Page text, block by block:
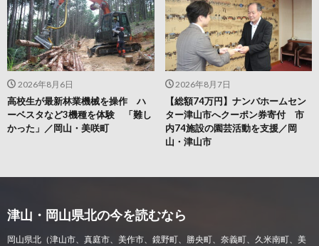
2026年8月7日
【総額74万円】ナンバホームセン
ター津山市へクーポン券寄付 市
内74施設の園芸活動を支援／岡
山・津山市
2026年8月6日
高校生が最新林業機械を操作 ハ
ーベスタなど3機種を体験 「難し
かった」／岡山・美咲町
津山・岡山県北の今を読むなら
岡山県北（津山市、真庭市、美作市、鏡野町、勝央町、奈義町、久米南町、美